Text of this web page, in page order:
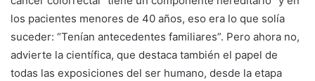
los pacientes menores de 40 años, eso era lo que solía
suceder: “Tenían antecedentes familiares”. Pero ahora no,
advierte la científica, que destaca también el papel de
todas las exposiciones del ser humano, desde la etapa